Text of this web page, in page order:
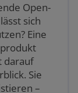
Open-
sich
Eine
darauf
Sie
–